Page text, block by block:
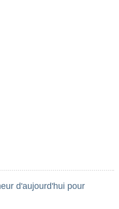
d'aujourd'hui pour